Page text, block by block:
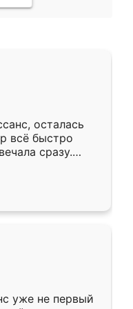
осталась
всё быстро
сразу.
подошёл к
Собрали
даже
уже не первый